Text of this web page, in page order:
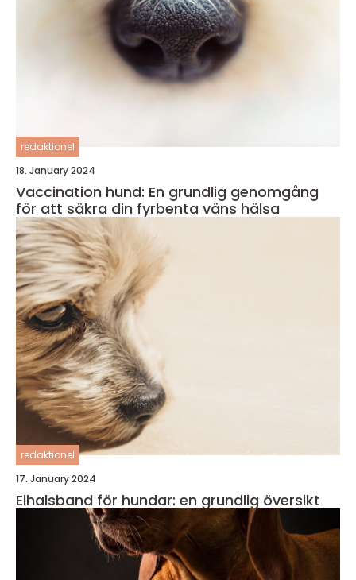
redaktionel
18. January 2024
Vaccination hund: En grundlig genomgång
för att säkra din fyrbenta väns hälsa
redaktionel
17. January 2024
Elhalsband för hundar: en grundlig översikt